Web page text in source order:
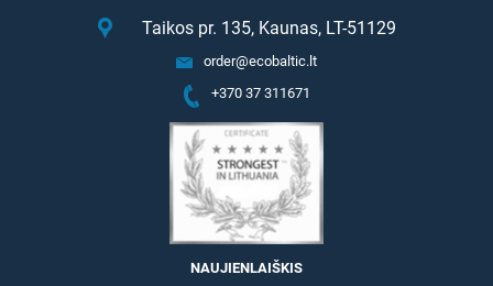
Taikos pr. 135, Kaunas, LT-51129
order@ecobaltic.lt
+370 37 311671
NAUJIENLAIŠKIS